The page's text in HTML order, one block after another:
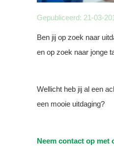
Gepubliceerd: 21-03-
Ben jij op zoek naar
en op zoek naar jonge
Wellicht heb jij al een
een mooie uitdaging?
Neem contact op met